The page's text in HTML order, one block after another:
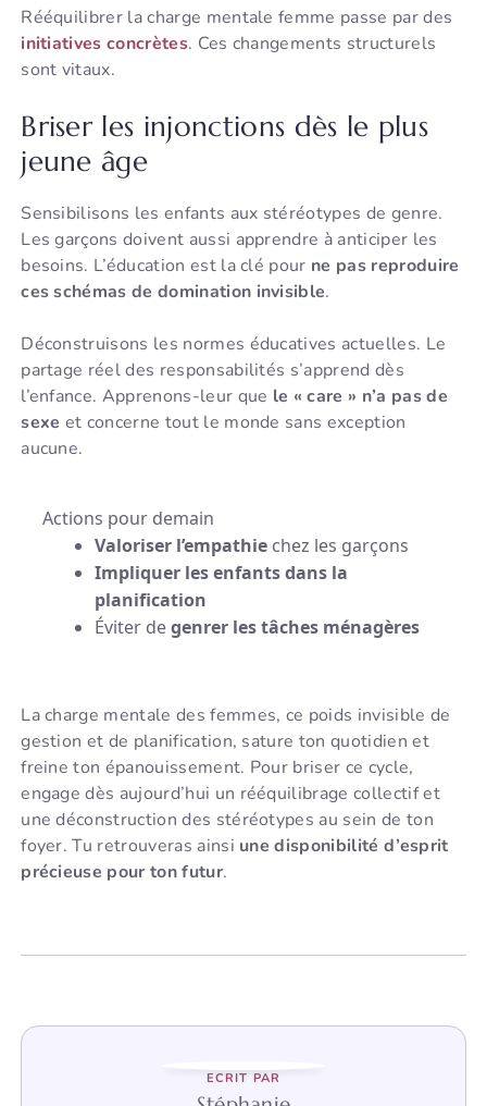
Rééquilibrer la charge mentale femme passe par des
initiatives concrètes. Ces changements structurels
sont vitaux.
Briser les injonctions dès le plus
jeune âge
Sensibilisons les enfants aux stéréotypes de genre.
Les garçons doivent aussi apprendre à anticiper les
besoins. L’éducation est la clé pour ne pas reproduire
ces schémas de domination invisible.
Déconstruisons les normes éducatives actuelles. Le
partage réel des responsabilités s’apprend dès
l’enfance. Apprenons-leur que le « care » n’a pas de
sexe et concerne tout le monde sans exception
aucune.
Actions pour demain
Valoriser l’empathie chez les garçons
Impliquer les enfants dans la
planification
Éviter degenrer les tâches ménagères
La charge mentale des femmes, ce poids invisible de
gestion et de planification, sature ton quotidien et
freine ton épanouissement. Pour briser ce cycle,
engage dès aujourd’hui un rééquilibrage collectif et
une déconstruction des stéréotypes au sein de ton
foyer. Tu retrouveras ainsi une disponibilité d’esprit
précieuse pour ton futur.
ECRIT PAR